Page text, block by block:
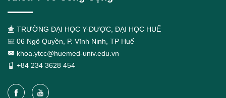
TRƯỜNG ĐẠI HỌC Y-DƯỢC, ĐẠI HỌC HUẾ
06 Ngô Quyền, P. Vĩnh Ninh, TP Huế
khoa.ytcc@huemed-univ.edu.vn
+84 234 3628 454